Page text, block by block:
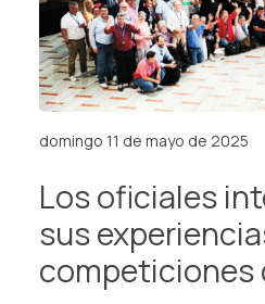
domingo 11 de mayo de 2025
Los oficiales
sus
competiciones